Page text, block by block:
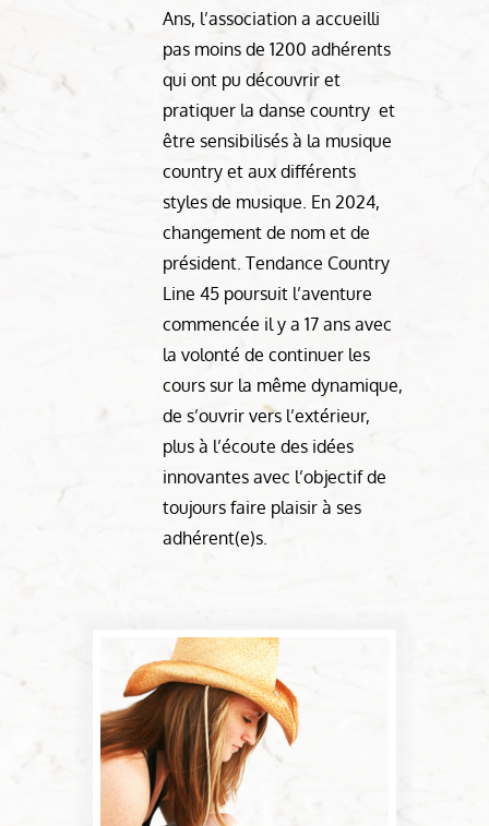
Ans, l’association a accueilli
pas moins de 1200 adhérents
qui ont pu découvrir et
pratiquer la danse country et
être sensibilisés à la musique
country et aux différents
styles de musique. En 2024,
changement de nom et de
président. Tendance Country
Line 45 poursuit l’aventure
commencée il y a 17 ans avec
la volonté de continuer les
cours sur la même dynamique,
de s’ouvrir vers l’extérieur,
plus à l’écoute des idées
innovantes avec l’objectif de
toujours faire plaisir à ses
adhérent(e)s.